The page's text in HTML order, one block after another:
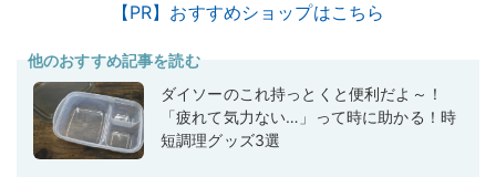
【PR】おすすめショップはこちら
他のおすすめ記事を読む
ダイソーのこれ持っとくと便利だよ～！
「疲れて気力ない…」って時に助かる！時
短調理グッズ3選